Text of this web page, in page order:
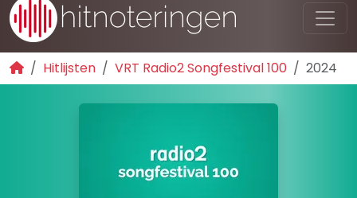
Hitlijsten VRT Radio2 Songfestival 100 2024